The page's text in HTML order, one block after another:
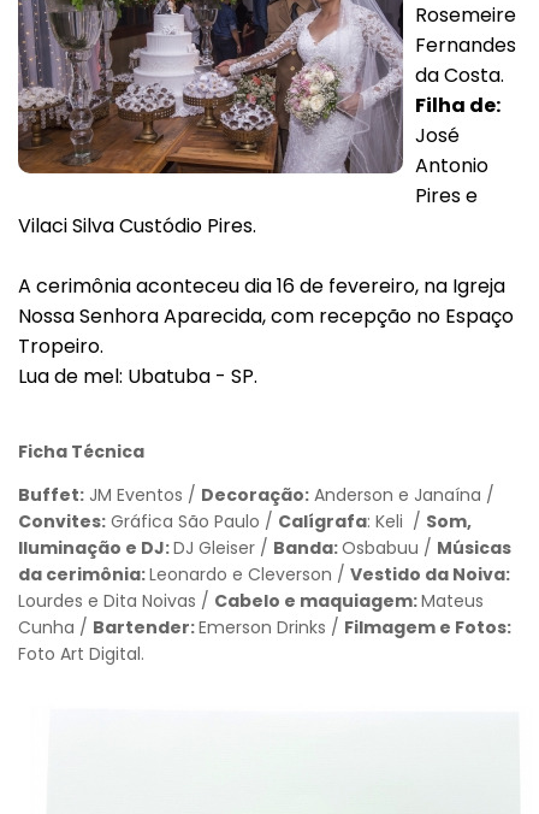
Rosemeire
Fernandes
da Costa.
Filha de:
José
Antonio
Pires e
Vilaci Silva Custódio Pires.
A cerimônia aconteceu dia 16 de fevereiro, na Igreja
Nossa Senhora Aparecida, com recepção no Espaço
Tropeiro.
Lua de mel: Ubatuba - SP.
Ficha Técnica
Buffet: JM Eventos / Decoração: Anderson e Janaína /
Convites: Gráfica São Paulo / Calígrafa: Keli / Som,
Iluminação e DJ:DJ Gleiser / Banda:Osbabuu / Músicas
da cerimônia:Leonardo e Cleverson / Vestido da Noiva:
Lourdes e Dita Noivas / Cabelo e maquiagem:Mateus
Cunha / Bartender:Emerson Drinks / Filmagem e Fotos:
Foto Art Digital.